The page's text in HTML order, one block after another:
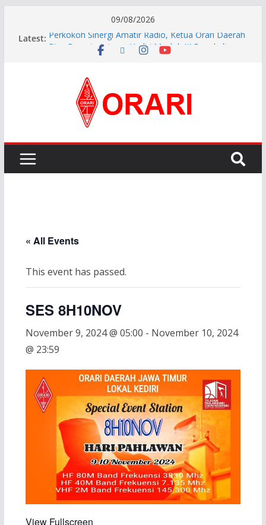
09/08/2026
Latest: Perkokoh Sinergi Amatir Radio, Ketua Orari Daerah
Riau Beserta Jajaran Hadiri Muslok III Bengkalis
Kebencanaan dan Sosial.
INDONESIA AWARD 2026
APG27-3 ( The 3rd Meeting of the APT Conference
Preparatory Group for WRC-27 )
Lokal Bengkalis 2026–2029, Dikukuhkan Langsung
« All Events
This event has passed.
SES 8H10NOV
November 9, 2024 @ 05:00 - November 10, 2024
@ 23:59
View Fullscreen